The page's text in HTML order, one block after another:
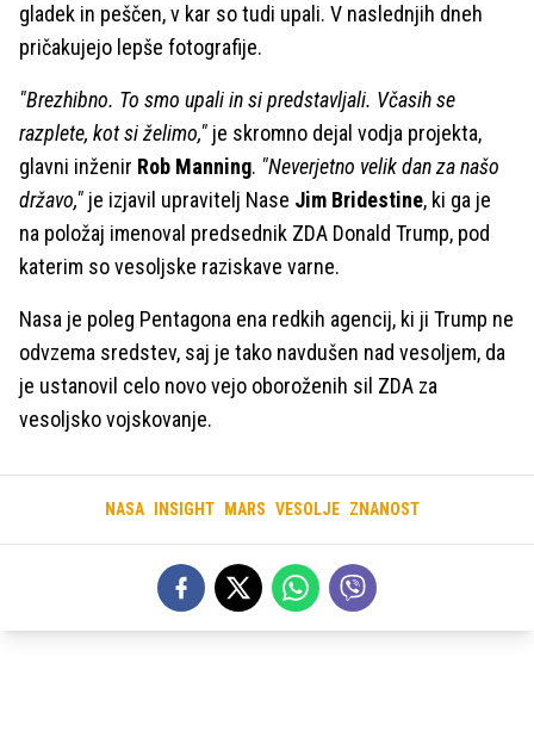
gladek in peščen, v kar so tudi upali. V naslednjih dneh
pričakujejo lepše fotografije.
"Brezhibno. To smo upali in si predstavljali. Včasih se
razplete, kot si želimo," je skromno dejal vodja projekta,
glavni inženir Rob Manning. "Neverjetno velik dan za našo
državo," je izjavil upravitelj Nase Jim Bridestine, ki ga je
na položaj imenoval predsednik ZDA Donald Trump, pod
katerim so vesoljske raziskave varne.
Nasa je poleg Pentagona ena redkih agencij, ki ji Trump ne
odvzema sredstev, saj je tako navdušen nad vesoljem, da
je ustanovil celo novo vejo oboroženih sil ZDA za
vesoljsko vojskovanje.
NASA INSIGHT MARS VESOLJE ZNANOST